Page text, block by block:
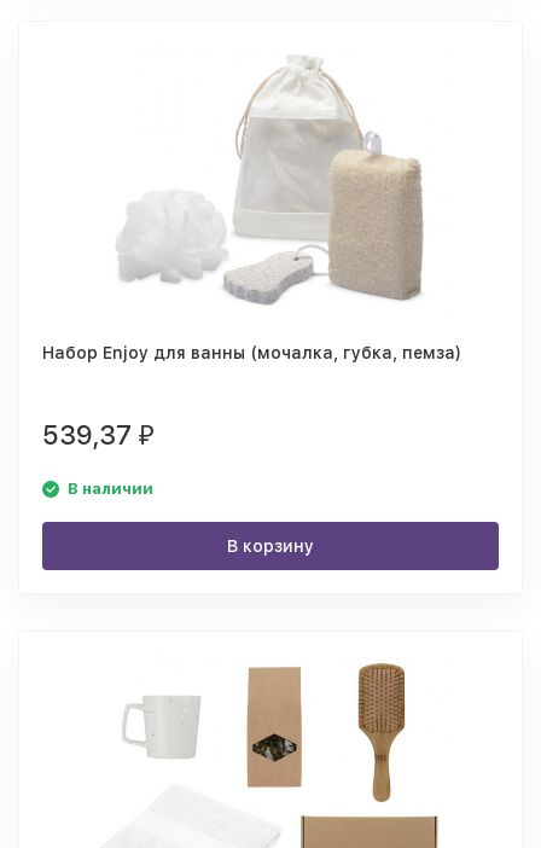
Набор Enjoy для ванны (мочалка, губка, пемза)
539,37 ₽
В наличии
В корзину